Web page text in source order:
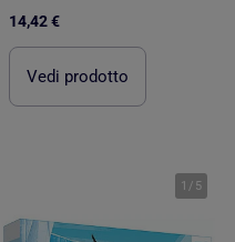
14,42 €
Vedi prodotto
1 / 5